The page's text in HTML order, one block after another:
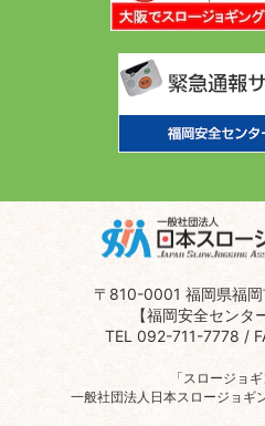
〒810-0001 福岡県福
【福岡安全センタ
TEL 092-711-7778 /
「スロージョ
一般社団法人日本スロージョギ